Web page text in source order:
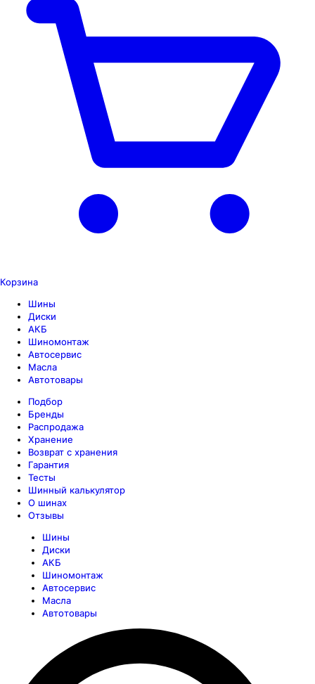
Корзина
Шины
Диски
АКБ
Шиномонтаж
Автосервис
Масла
Автотовары
Подбор
Бренды
Распродажа
Хранение
Возврат с хранения
Гарантия
Тесты
Шинный калькулятор
О шинах
Отзывы
Шины
Диски
АКБ
Шиномонтаж
Автосервис
Масла
Автотовары